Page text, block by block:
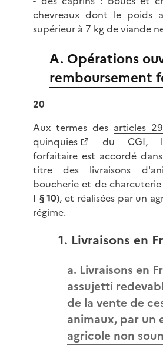
chevreaux dont le poids
supérieur à 7 kg de viande
A. Opérations
remboursement
20
Aux termes des articles
quinquies
du CGI, le
forfaitaire est accordé
titre des livraisons
boucherie et de charcuterie
I § 10), et réalisées par un
régime.
1. Livraisons en
a. Livraisons en
assujetti
de la vente de
animaux, par un
agricole non